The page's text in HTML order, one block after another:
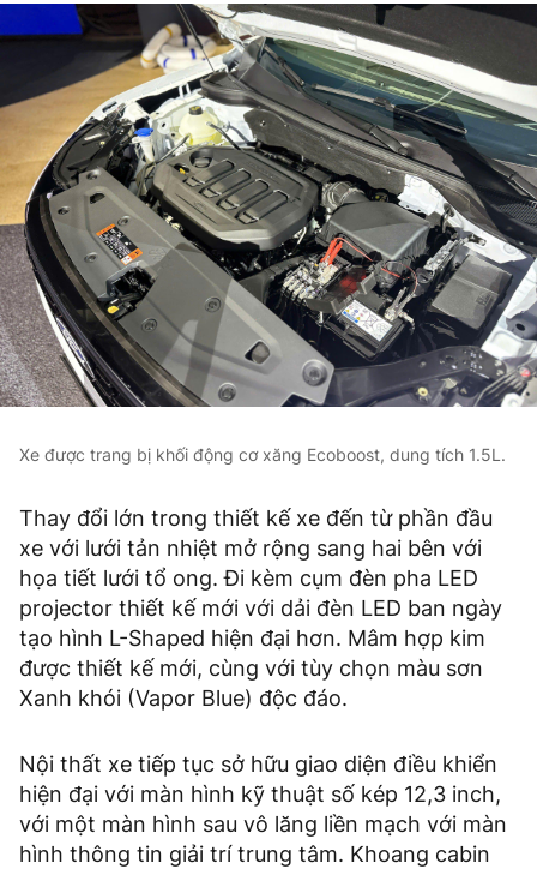
Xe được trang bị khối động cơ xăng Ecoboost, dung tích 1.5L.
Thay đổi lớn trong thiết kế xe đến từ phần đầu
xe với lưới tản nhiệt mở rộng sang hai bên với
họa tiết lưới tổ ong. Đi kèm cụm đèn pha LED
projector thiết kế mới với dải đèn LED ban ngày
tạo hình L-Shaped hiện đại hơn. Mâm hợp kim
được thiết kế mới, cùng với tùy chọn màu sơn
Xanh khói (Vapor Blue) độc đáo.
Nội thất xe tiếp tục sở hữu giao diện điều khiển
hiện đại với màn hình kỹ thuật số kép 12,3 inch,
với một màn hình sau vô lăng liền mạch với màn
hình thông tin giải trí trung tâm. Khoang cabin